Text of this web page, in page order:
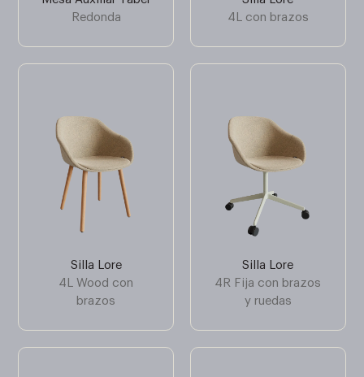
Redonda
4L con brazos
Silla Lore
4L Wood con
brazos
Silla Lore
4R Fija con brazos
y ruedas